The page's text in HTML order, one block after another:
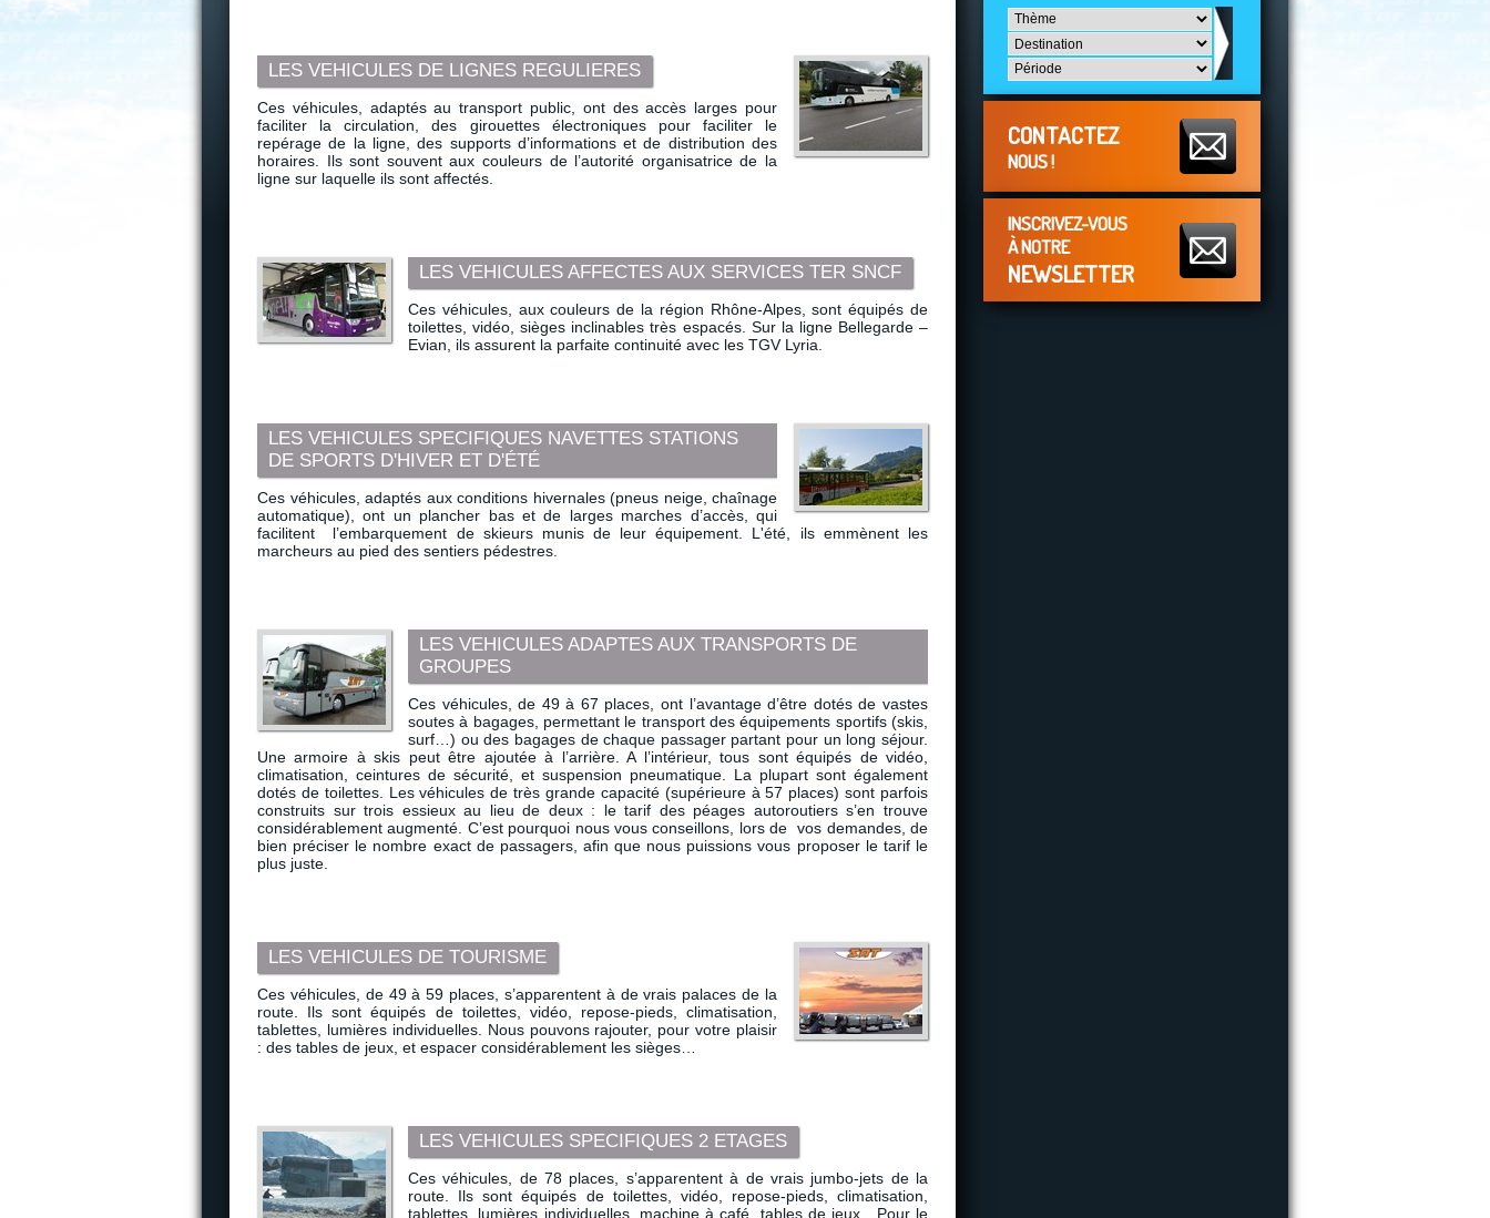
LES VEHICULES DE LIGNES REGULIERES
Ces véhicules, adaptés au transport public, ont des accès larges pour
faciliter la circulation, des girouettes électroniques pour faciliter le
repérage de la ligne, des supports d’informations et de distribution des
horaires. Ils sont souvent aux couleurs de l’autorité organisatrice de la
ligne sur laquelle ils sont affectés.
LES VEHICULES AFFECTES AUX SERVICES TER SNCF
Ces véhicules, aux couleurs de la région Rhône-Alpes, sont équipés de
toilettes, vidéo, sièges inclinables très espacés. Sur la ligne Bellegarde –
Evian, ils assurent la parfaite continuité avec les TGV Lyria.
LES VEHICULES SPECIFIQUES NAVETTES STATIONS
DE SPORTS D'HIVER ET D'ÉTÉ
Ces véhicules, adaptés aux conditions hivernales (pneus neige, chaînage
automatique), ont un plancher bas et de larges marches d’accès, qui
facilitent l’embarquement de skieurs munis de leur équipement. L'été, ils emmènent les
marcheurs au pied des sentiers pédestres.
LES VEHICULES ADAPTES AUX TRANSPORTS DE
GROUPES
Ces véhicules, de 49 à 67 places, ont l’avantage d’être dotés de vastes
soutes à bagages, permettant le transport des équipements sportifs (skis,
surf…) ou des bagages de chaque passager partant pour un long séjour.
Une armoire à skis peut être ajoutée à l’arrière. A l’intérieur, tous sont équipés de vidéo,
climatisation, ceintures de sécurité, et suspension pneumatique. La plupart sont également
dotés de toilettes. Les véhicules de très grande capacité (supérieure à 57 places) sont parfois
construits sur trois essieux au lieu de deux : le tarif des péages autoroutiers s’en trouve
considérablement augmenté. C’est pourquoi nous vous conseillons, lors de vos demandes, de
bien préciser le nombre exact de passagers, afin que nous puissions vous proposer le tarif le
plus juste.
LES VEHICULES DE TOURISME
Ces véhicules, de 49 à 59 places, s’apparentent à de vrais palaces de la
route. Ils sont équipés de toilettes, vidéo, repose-pieds, climatisation,
tablettes, lumières individuelles. Nous pouvons rajouter, pour votre plaisir
: des tables de jeux, et espacer considérablement les sièges…
LES VEHICULES SPECIFIQUES 2 ETAGES
Ces véhicules, de 78 places, s’apparentent à de vrais jumbo-jets de la
route. Ils sont équipés de toilettes, vidéo, repose-pieds, climatisation,
tablettes, lumières individuelles, machine à café, tables de jeux. Pour le
CONTACTEZ
NOUS !
INSCRIVEZ-VOUS
À NOTRE
NEWSLETTER